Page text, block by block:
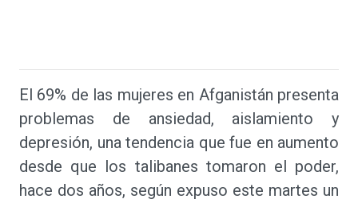
El 69% de las mujeres en Afganistán presenta
problemas de ansiedad, aislamiento y
depresión, una tendencia que fue en aumento
desde que los talibanes tomaron el poder,
hace dos años, según expuso este martes un